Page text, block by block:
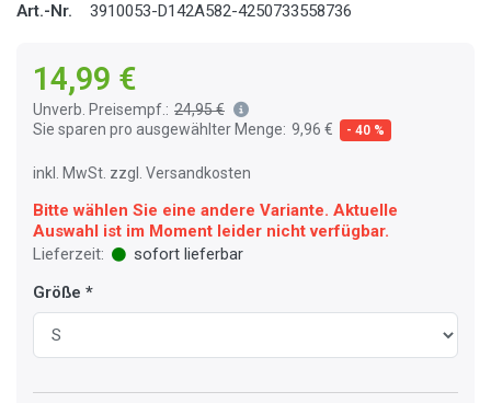
Art.-Nr. 3910053-D142A582-4250733558736
14,99 €
Unverb. Preisempf.: 24,95 €
Sie sparen pro ausgewählter Menge: 9,96 € - 40 %
inkl. MwSt. zzgl. Versandkosten
Bitte wählen Sie eine andere Variante. Aktuelle
Auswahl ist im Moment leider nicht verfügbar.
Lieferzeit:
sofort lieferbar
Größe